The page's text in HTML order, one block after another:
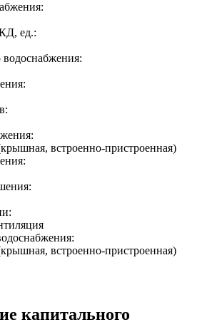
ед.:
встроенно-пристроенная)
встроенно-пристроенная)
капитального